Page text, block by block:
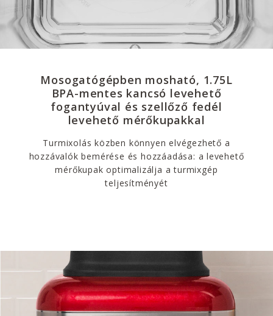
Mosogatógépben mosható, 1.75L
BPA-mentes kancsó levehető
fogantyúval és szellőző fedél
levehető mérőkupakkal
Turmixolás közben könnyen elvégezhető a
hozzávalók bemérése és hozzáadása: a levehető
mérőkupak optimalizálja a turmixgép
teljesítményét